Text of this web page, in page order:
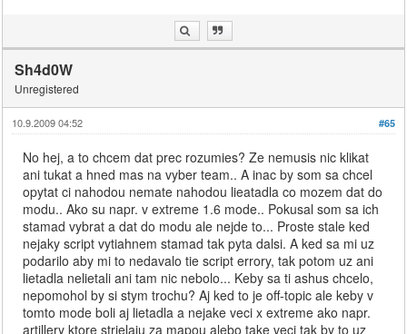
Sh4d0W
Unregistered
#65
10.9.2009 04:52
No hej, a to chcem dat prec rozumies? Ze nemusis nic klikat
ani tukat a hned mas na vyber team.. A inac by som sa chcel
opytat ci nahodou nemate nahodou lieatadla co mozem dat do
modu.. Ako su napr. v extreme 1.6 mode.. Pokusal som sa ich
stamad vybrat a dat do modu ale nejde to... Proste stale ked
nejaky script vytiahnem stamad tak pyta dalsi. A ked sa mi uz
podarilo aby mi to nedavalo tie script errory, tak potom uz ani
lietadla nelietali ani tam nic nebolo... Keby sa ti ashus chcelo,
nepomohol by si stym trochu? Aj ked to je off-topic ale keby v
tomto mode boli aj lietadla a nejake veci x extreme ako napr.
artillery ktore strielaju za mapou alebo take veci tak by to uz